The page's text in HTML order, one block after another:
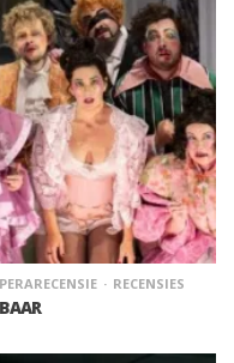
RECENSIES